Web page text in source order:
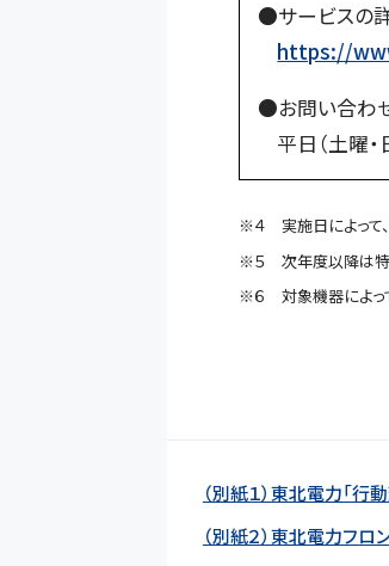
●サービスの詳
https://
●お問い合わ
平日（土曜
※４ 実施日によって、
※５ 次年度以降は特
※６ 対象機器によっ
（別紙１）東北電力「行
（別紙２）東北電力フロ